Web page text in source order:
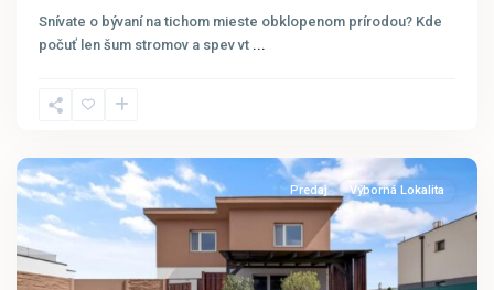
Snívate o bývaní na tichom mieste obklopenom prírodou? Kde
počuť len šum stromov a spev vt ...
Predaj Výborná Lokalita